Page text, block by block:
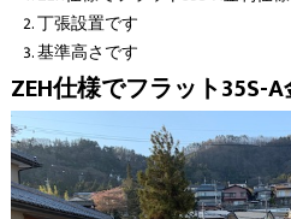
丁張設置です
基準高さです
ZEH仕様でフラット35S-